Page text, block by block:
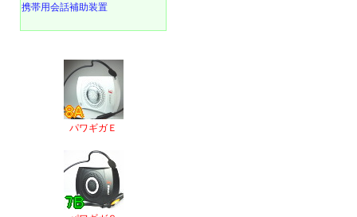
携帯用会話補助装置
パワギガＥ